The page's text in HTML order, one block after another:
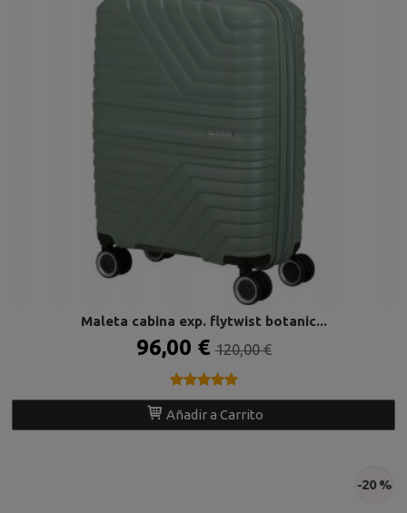
Maleta cabina exp. flytwist botanic...
96,00 €120,00 €
★★★★★
★★★★★
Añadir a Carrito
-20 %